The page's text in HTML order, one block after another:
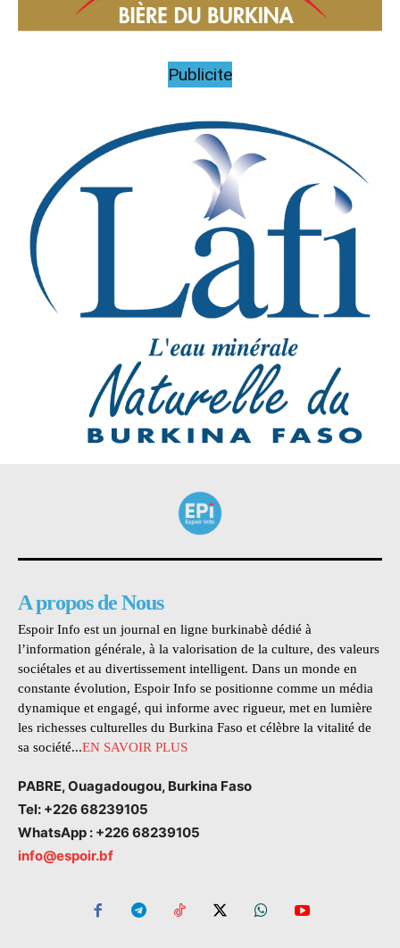
Publicite
A propos de Nous
Espoir Info est un journal en ligne burkinabè dédié à
l’information générale, à la valorisation de la culture, des valeurs
sociétales et au divertissement intelligent. Dans un monde en
constante évolution, Espoir Info se positionne comme un média
dynamique et engagé, qui informe avec rigueur, met en lumière
les richesses culturelles du Burkina Faso et célèbre la vitalité de
sa société...EN SAVOIR PLUS
PABRE, Ouagadougou, Burkina Faso
Tel: +226 68239105
WhatsApp : +226 68239105
info@espoir.bf